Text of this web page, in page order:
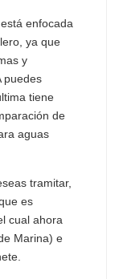
enfocada
ya que
y
puedes
tiene
de
aguas
tramitar,
es
cual ahora
Marina) e